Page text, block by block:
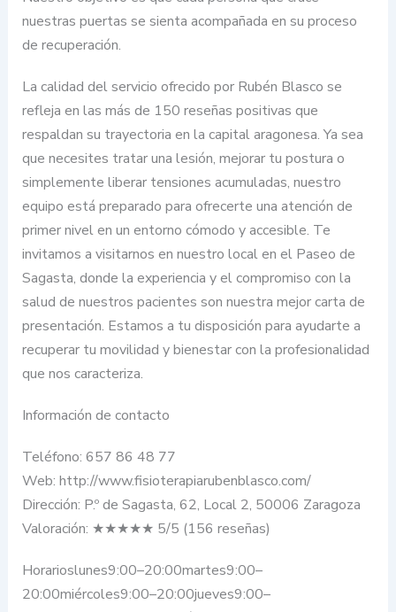
nuestras puertas se sienta acompañada en su proceso
de recuperación.
La calidad del servicio ofrecido por Rubén Blasco se
refleja en las más de 150 reseñas positivas que
respaldan su trayectoria en la capital aragonesa. Ya sea
que necesites tratar una lesión, mejorar tu postura o
simplemente liberar tensiones acumuladas, nuestro
equipo está preparado para ofrecerte una atención de
primer nivel en un entorno cómodo y accesible. Te
invitamos a visitarnos en nuestro local en el Paseo de
Sagasta, donde la experiencia y el compromiso con la
salud de nuestros pacientes son nuestra mejor carta de
presentación. Estamos a tu disposición para ayudarte a
recuperar tu movilidad y bienestar con la profesionalidad
que nos caracteriza.
Información de contacto
Teléfono: 657 86 48 77
Web: http://www.fisioterapiarubenblasco.com/
Dirección: P.º de Sagasta, 62, Local 2, 50006 Zaragoza
Valoración: ★★★★★ 5/5 (156 reseñas)
Horarioslunes9:00–20:00martes9:00–
20:00miércoles9:00–20:00jueves9:00–